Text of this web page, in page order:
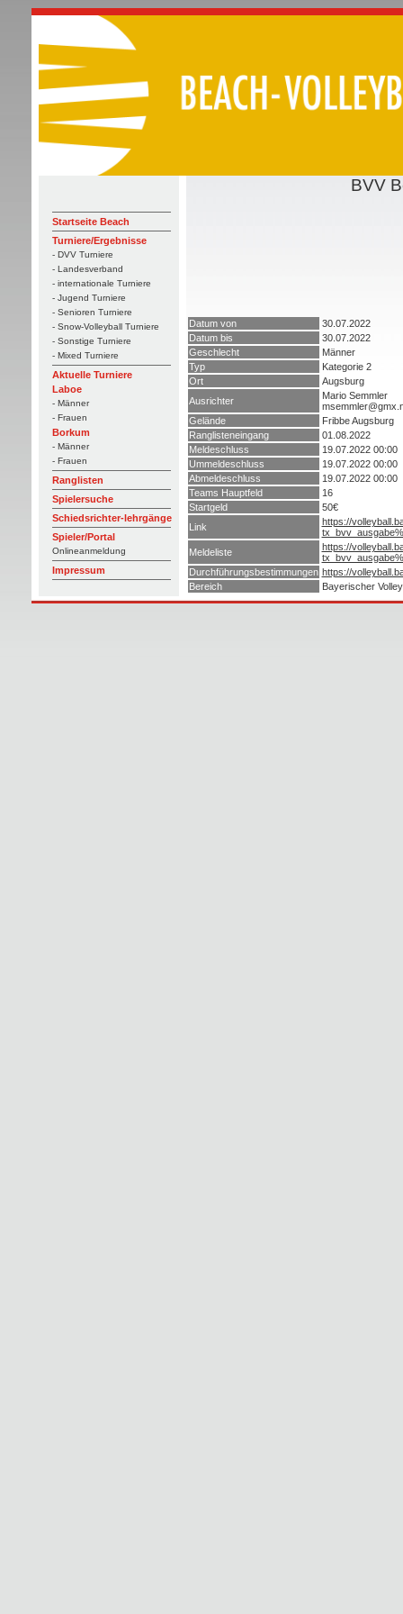
Startseite Beach
Turniere/Ergebnisse
- DVV Turniere
- Landesverband
- internationale Turniere
- Jugend Turniere
- Senioren Turniere
- Snow-Volleyball Turniere
- Sonstige Turniere
- Mixed Turniere
Aktuelle Turniere
Laboe
- Männer
- Frauen
Borkum
- Männer
- Frauen
Ranglisten
Spielersuche
Schiedsrichter-lehrgänge
Spieler/Portal
Onlineanmeldung
Impressum
BVV
Datum von
30.07.2022
Datum bis
30.07.2022
Geschlecht
Männer
Typ
Kategorie 2
Ort
Augsburg
Ausrichter
Mario Semmler
Gelände
Fribbe Augsburg
Ranglisteneingang
01.08.2022
Meldeschluss
19.07.2022 00:00
Ummeldeschluss
19.07.2022 00:00
Abmeldeschluss
19.07.2022 00:00
Teams Hauptfeld
16
Startgeld
50€
Link
https://
Meldeliste
https://
Durchführungsbestimmungen https://
Bereich
Bayerischer